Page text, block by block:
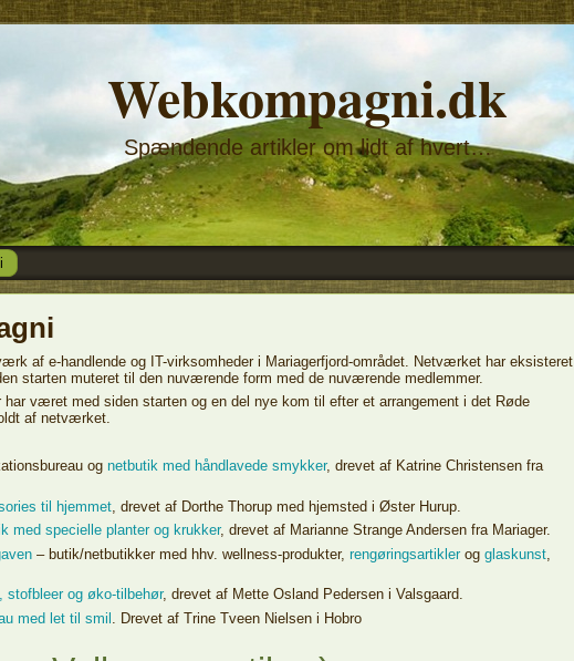
Webkompagni.dk
Spændende artikler om lidt af hvert…
af e-handlende og IT-virksomheder i Mariagerfjord-området. Netværket har eksisteret
starten muteret til den nuværende form med de nuværende medlemmer.
har været med siden starten og en del nye kom til efter et arrangement i det Røde
af netværket.
og netbutik med håndlavede smykker, drevet af Katrine Christensen fra
til hjemmet , drevet af Dorthe Thorup med hjemsted i Øster Hurup.
med specielle planter og krukker, drevet af Marianne Strange Andersen fra Mariager.
– butik/netbutikker med hhv. wellness-produkter, rengøringsartiklerog glaskunst
stofbleer og øko-tilbehør, drevet af Mette Osland Pedersen i Valsgaard.
med let til smil . Drevet af Trine Tveen Nielsen i Hobro